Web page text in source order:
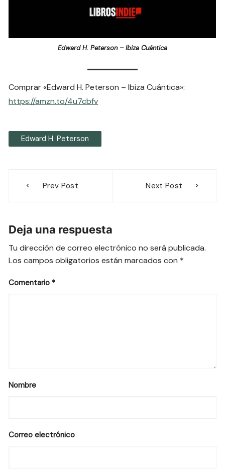
Edward H. Peterson – Ibiza Cuántica
Comprar «Edward H. Peterson – Ibiza Cuántica»:
https://amzn.to/4u7cbfv
Edward H. Peterson
Prev Post Next Post
Deja una respuesta
Tu dirección de correo electrónico no será publicada.
Los campos obligatorios están marcados con *
Comentario *
Nombre
Correo electrónico